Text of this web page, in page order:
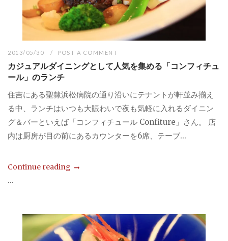
2013/05/30 POST A COMMENT
カジュアルダイニングとして人気を集める「コンフィチュ
ール」のランチ
住吉にある聖隷浜松病院の通り沿いにテナントが軒並み揃え
る中、ランチはいつも大賑わいで夜も気軽に入れるダイニン
グ＆バーといえば「コンフィチュール Confiture」さん。 店
内は厨房が目の前にあるカウンターを6席、テーブ...
Continue reading
...